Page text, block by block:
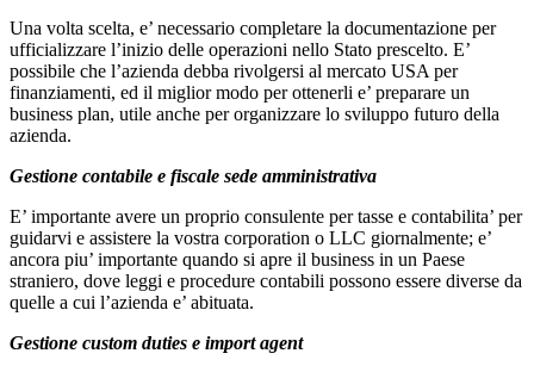
Una volta scelta, e’ necessario completare la documentazione per
ufficializzare l’inizio delle operazioni nello Stato prescelto. E’
possibile che l’azienda debba rivolgersi al mercato USA per
finanziamenti, ed il miglior modo per ottenerli e’ preparare un
business plan, utile anche per organizzare lo sviluppo futuro della
azienda.
Gestione contabile e fiscale sede amministrativa
E’ importante avere un proprio consulente per tasse e contabilita’ per
guidarvi e assistere la vostra corporation o LLC giornalmente; e’
ancora piu’ importante quando si apre il business in un Paese
straniero, dove leggi e procedure contabili possono essere diverse da
quelle a cui l’azienda e’ abituata.
Gestione custom duties e import agent